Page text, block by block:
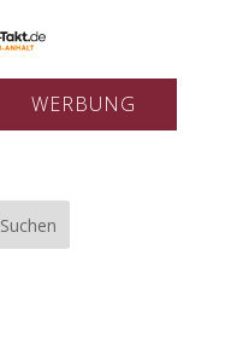
WERBUNG
Suchen